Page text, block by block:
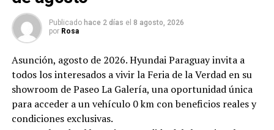
Publicado hace 2 días el 8 agosto, 2026
por Rosa
Asunción, agosto de 2026. Hyundai Paraguay invita a
todos los interesados a vivir la Feria de la Verdad en su
showroom de Paseo La Galería, una oportunidad única
para acceder a un vehículo 0 km con beneficios reales y
condiciones exclusivas.